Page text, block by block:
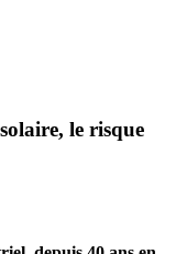
le risque